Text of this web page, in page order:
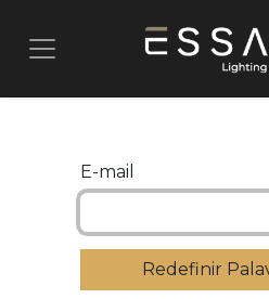
E-mail
Redefinir